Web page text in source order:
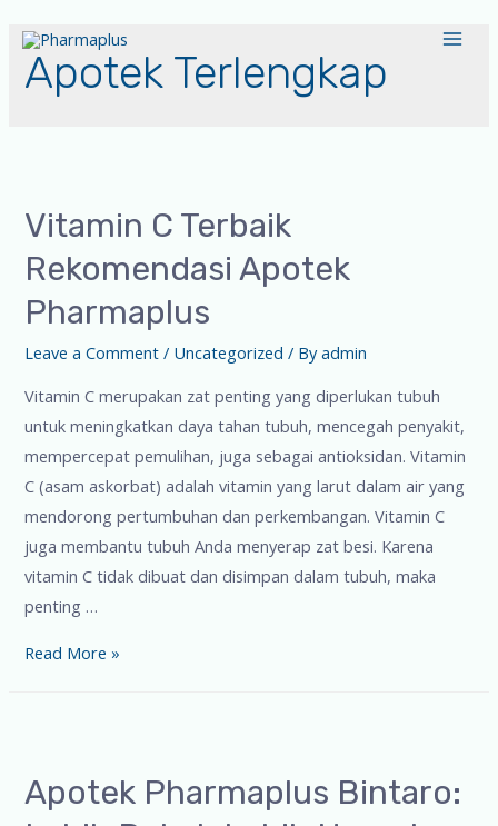
Apotek Terlengkap
Vitamin C Terbaik
Rekomendasi Apotek
Pharmaplus
Leave a Comment / Uncategorized / Byadmin
Vitamin C merupakan zat penting yang diperlukan tubuh
untuk meningkatkan daya tahan tubuh, mencegah penyakit,
mempercepat pemulihan, juga sebagai antioksidan. Vitamin
C (asam askorbat) adalah vitamin yang larut dalam air yang
mendorong pertumbuhan dan perkembangan. Vitamin C
juga membantu tubuh Anda menyerap zat besi. Karena
vitamin C tidak dibuat dan disimpan dalam tubuh, maka
penting …
Read More »
Apotek Pharmaplus Bintaro: